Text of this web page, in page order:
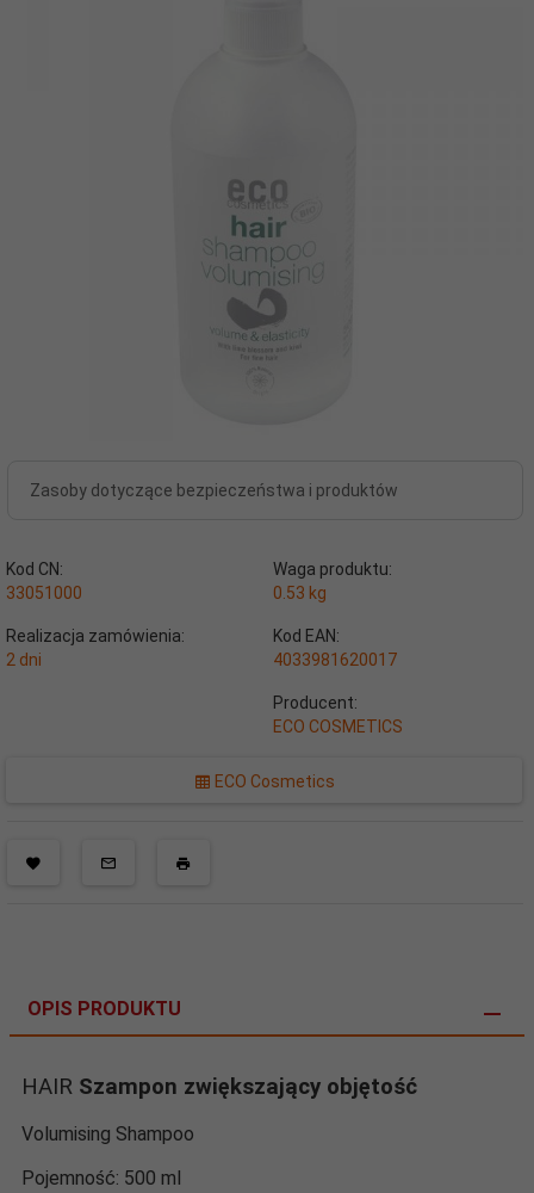
Zasoby dotyczące bezpieczeństwa i produktów
Kod CN:
33051000
Waga produktu:
0.53 kg
Realizacja zamówienia:
2 dni
Kod EAN:
4033981620017
Producent:
ECO COSMETICS
ECO Cosmetics
OPIS PRODUKTU
HAIR Szampon zwiększający objętość
Volumising Shampoo
Pojemność: 500 ml